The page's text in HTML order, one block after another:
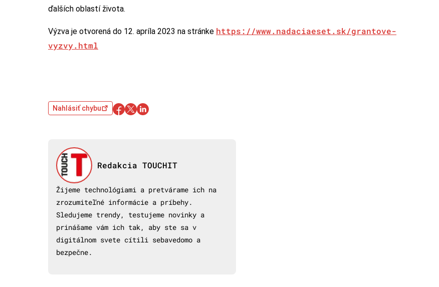
ďalších oblastí života.
Výzva je otvorená do 12. apríla 2023 na stránke https://www.nadaciaeset.sk/grantove-
vyzvy.html
Nahlásiť chybu
Redakcia TOUCHIT
Žijeme technológiami a pretvárame ich na
zrozumiteľné informácie a príbehy.
Sledujeme trendy, testujeme novinky a
prinášame vám ich tak, aby ste sa v
digitálnom svete cítili sebavedomo a
bezpečne.